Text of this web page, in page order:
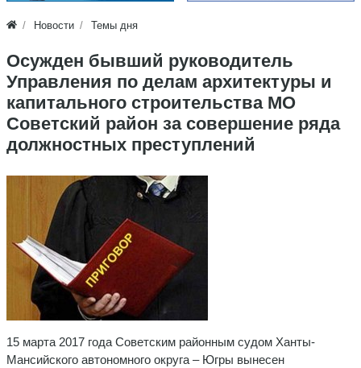
Новости Темы дня
Осужден бывший руководитель
Управления по делам архитектуры и
капитального строительства МО
Советский район за совершение ряда
должностных преступлений
15 марта 2017 года Советским районным судом Ханты-
Мансийского автономного округа – Югры вынесен